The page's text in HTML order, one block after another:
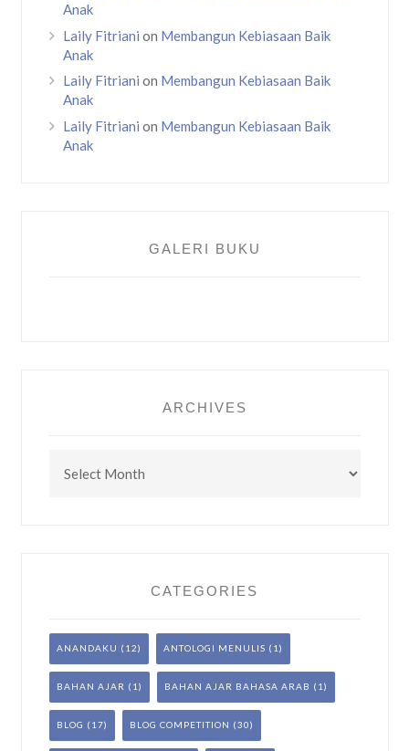
Anak
Laily Fitriani on Membangun Kebiasaan Baik
Anak
Laily Fitriani on Membangun Kebiasaan Baik
Anak
Laily Fitriani on Membangun Kebiasaan Baik
Anak
GALERI BUKU
ARCHIVES
CATEGORIES
ANANDAKU (12) ANTOLOGI MENULIS (1)
BAHAN AJAR (1) BAHAN AJAR BAHASA ARAB (1)
BLOG (17) BLOG COMPETITION (30)